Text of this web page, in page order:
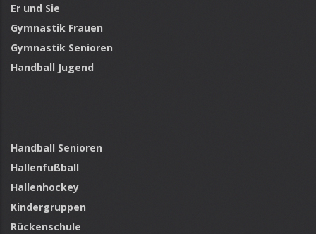
Er und Sie
Gymnastik Frauen
Gymnastik Senioren
Handball Jugend
Handball Senioren
Hallenfußball
Hallenhockey
Kindergruppen
Rückenschule